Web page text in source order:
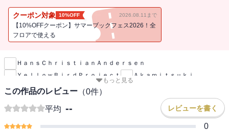
Kay and Gerda have been very good friends since they were little.
One day, the Snow Queen came and took Kay away. In order to
save Kay, Gerda headed to the northern Kingdom where the Snow
クーポン対象 10%OFF 2026.08.11まで
【10%OFFクーポン】サマーブックフェス2026！全
フロアで使える
新刊通知
ＨａｎｓＣｈｒｉｓｔｉａｎＡｎｄｅｒｓｅｎ
ＹｅｌｌｏｗＢｉｒｄＰｒｏｊｅｃｔ
Ａｋａｍｉｔｓｕｋｉ
ＥｒｉｋｏＯｋａｄａ
The Snow Queen 【English/J
もっと見る
この作品のレビュー （0件）
平均 -- レビューを書く
0